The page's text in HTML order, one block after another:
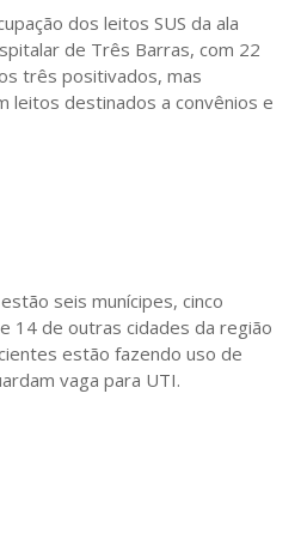
dos leitos SUS da ala
de Três Barras, com 22
três positivados, mas
leitos destinados a convênios e
seis munícipes, cinco
14 de outras cidades da região
estão fazendo uso de
vaga para UTI.